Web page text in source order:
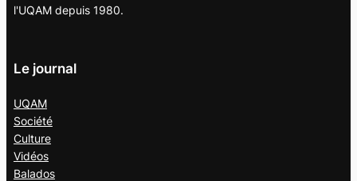
l'UQAM depuis 1980.
Le journal
UQAM
Société
Culture
Vidéos
Balados